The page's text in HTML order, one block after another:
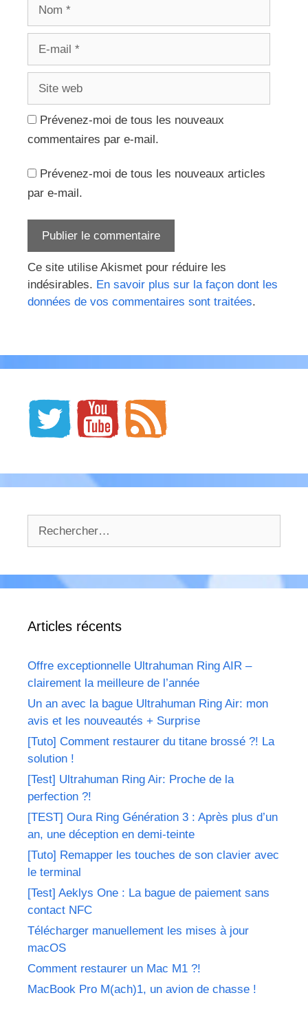
Prévenez-moi de tous les nouveaux
commentaires par e-mail.
Prévenez-moi de tous les nouveaux articles
par e-mail.
Ce site utilise Akismet pour réduire les
indésirables. En savoir plus sur la façon dont les
données de vos commentaires sont traitées.
Articles récents
Offre exceptionnelle Ultrahuman Ring AIR –
clairement la meilleure de l’année
Un an avec la bague Ultrahuman Ring Air: mon
avis et les nouveautés + Surprise
[Tuto] Comment restaurer du titane brossé ?! La
solution !
[Test] Ultrahuman Ring Air: Proche de la
perfection ?!
[TEST] Oura Ring Génération 3 : Après plus d’un
an, une déception en demi-teinte
[Tuto] Remapper les touches de son clavier avec
le terminal
[Test] Aeklys One : La bague de paiement sans
contact NFC
Télécharger manuellement les mises à jour
macOS
Comment restaurer un Mac M1 ?!
MacBook Pro M(ach)1, un avion de chasse !